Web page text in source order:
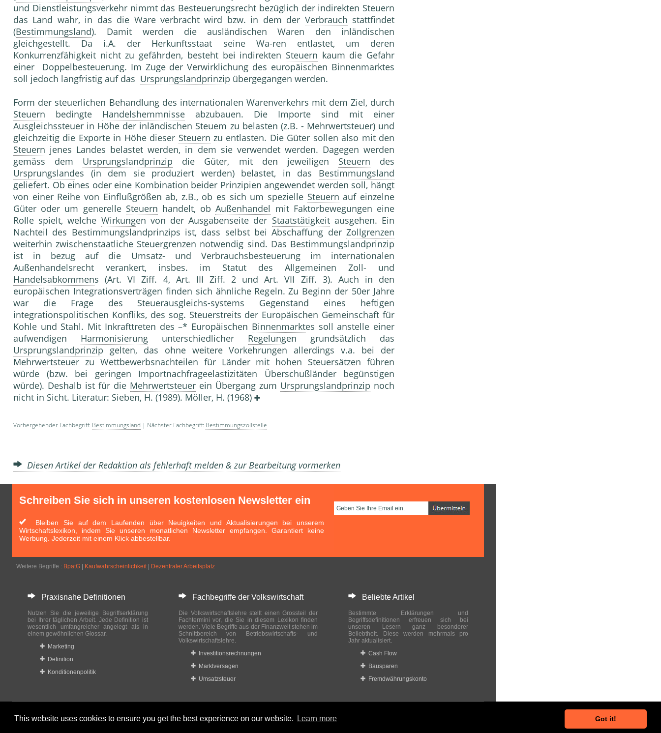
This website uses cookies to ensure you get the best experience on our website. Learn more Got it!
und Dienstleistungsverkehrnimmt das Besteuerungsrecht bezüglich der indirekten Steuern
das Land wahr, in das die Ware verbracht wird bzw. in dem der Verbrauch stattfindet
(Bestimmungsland). Damit werden die ausländischen Waren den inländischen
gleichgestellt. Da i.A. der Herkunftsstaat seine Wa-ren entlastet, um deren
Konkurrenzfähigkeit nicht zu gefährden, besteht bei indirekten Steuern kaum die Gefahr
einer Doppelbesteuerung. Im Zuge der Verwirklichung des europäischen Binnenmarktes
soll jedoch langfristig auf das Ursprungslandprinzip übergegangen werden.
Form der steuerlichen Behandlung des internationalen Warenverkehrs mit dem Ziel, durch
Steuern bedingte Handelshemmnisse abzubauen. Die Importe sind mit einer
Ausgleichssteuer in Höhe der inländischen Steuem zu belasten (z.B. - Mehrwertsteuer) und
gleichzeitig die Exporte in Höhe dieser Steuern zu entlasten. Die Güter sollen also mit den
Steuern jenes Landes belastet werden, in dem sie verwendet werden. Dagegen werden
gemäss dem Ursprungslandprinzip die Güter, mit den jeweiligen Steuern des
Ursprungslandes (in dem sie produziert werden) belastet, in das Bestimmungsland
geliefert. Ob eines oder eine Kombination beider Prinzipien angewendet werden soll, hängt
von einer Reihe von Einflußgrößen ab, z.B., ob es sich um spezielle Steuern auf einzelne
Güter oder um generelle Steuern handelt, obAußenhandel mit Faktorbewegungen eine
Rolle spielt, welche Wirkungen von der Ausgabenseite der Staatstätigkeitausgehen. Ein
Nachteil des Bestimmungslandprinzips ist, dass selbst bei Abschaffung der Zollgrenzen
weiterhin zwischenstaatliche Steuergrenzen notwendig sind. Das Bestimmungslandprinzip
ist in bezug auf die Umsatz- und Verbrauchsbesteuerung im internationalen
Außenhandelsrecht verankert, insbes. im Statut des Allgemeinen Zoll- und
Handelsabkommens (Art. VI Ziff. 4, Art. III Ziff. 2 und Art. VII Ziff. 3). Auch in den
europäischen Integrationsverträgen finden sich ähnliche Regeln. Zu Beginn der 50er Jahre
war die Frage des Steuerausgleichs-systems Gegenstand eines heftigen
integrationspolitischen Konfliks, des sog. Steuerstreits der Europäischen Gemeinschaft für
Kohle und Stahl. Mit Inkrafttreten des –* Europäischen Binnenmarktes soll anstelle einer
aufwendigen Harmonisierung unterschiedlicher Regelungen grundsätzlich das
Ursprungslandprinzip gelten, das ohne weitere Vorkehrungen allerdings v.a. bei der
Mehrwertsteuer zu Wettbewerbsnachteilen für Länder mit hohen Steuersätzen führen
würde (bzw. bei geringen Importnachfrageelastizitäten Überschußländer begünstigen
würde). Deshalb ist für die Mehrwertsteuer ein Übergang zum Ursprungslandprinzip noch
nicht in Sicht. Literatur: Sieben, H. (1989). Möller, H. (1968)
Vorhergehender Fachbegriff: Bestimmungsland | Nächster Fachbegriff: Bestimmungszollstelle
Diesen Artikel der Redaktion als fehlerhaft melden & zur Bearbeitung vormerken
Schreiben Sie sich in unseren kostenlosen Newsletter ein
Bleiben Sie auf dem Laufenden über Neuigkeiten und Aktualisierungen bei unserem
Wirtschaftslexikon, indem Sie unseren monatlichen Newsletter empfangen. Garantiert keine
Werbung. Jederzeit mit einem Klick abbestellbar.
Weitere Begriffe : BpatG Kaufwahrscheinlichkeit| Dezentraler Arbeitsplatz
Praxisnahe Definitionen
Nutzen Sie die jeweilige Begriffserklärung
bei Ihrer täglichen Arbeit. Jede Definition ist
wesentlich umfangreicher angelegt als in
einem gewöhnlichen Glossar.
Marketing
Definition
Konditionenpolitik
Fachbegriffe der Volkswirtschaft
Die Volkswirtschaftslehre stellt einen Grossteil der
Fachtermini vor, die Sie in diesem Lexikon finden
werden. Viele Begriffe aus der Finanzwelt stehen im
Schnittbereich von Betriebswirtschafts- und
Volkswirtschaftslehre.
Investitionsrechnungen
Marktversagen
Umsatzsteuer
Beliebte Artikel
Bestimmte Erklärungen und
Begriffsdefinitionen erfreuen sich bei
unseren Lesern ganz besonderer
Beliebtheit. Diese werden mehrmals pro
Jahr aktualisiert.
Cash Flow
Bausparen
Fremdwährungskonto